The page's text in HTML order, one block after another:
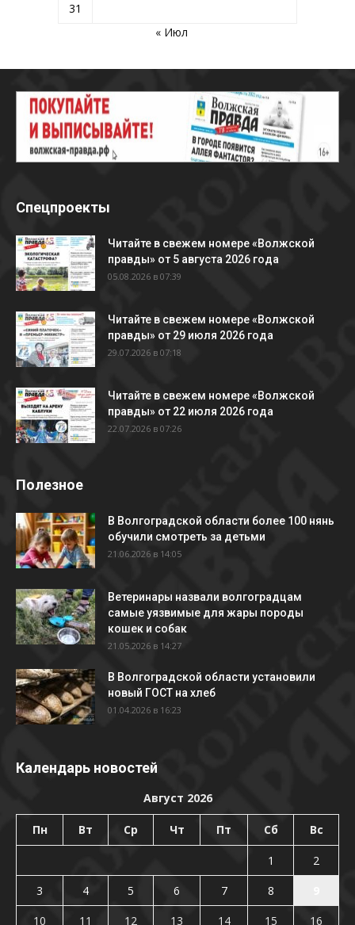
31
« Июл
Спецпроекты
Читайте в свежем номере «Волжской
правды» от 5 августа 2026 года
05.08.2026 в 07:39
Читайте в свежем номере «Волжской
правды» от 29 июля 2026 года
29.07.2026 в 07:18
Читайте в свежем номере «Волжской
правды» от 22 июля 2026 года
22.07.2026 в 07:26
Полезное
В Волгоградской области более 100 нянь
обучили смотреть за детьми
21.06.2026 в 14:05
Ветеринары назвали волгоградцам
самые уязвимые для жары породы
кошек и собак
21.05.2026 в 14:27
В Волгоградской области установили
новый ГОСТ на хлеб
01.04.2026 в 16:23
Календарь новостей
Август 2026
Пн Вт Ср Чт Пт Сб Вс
1
2
3
4 5 6 7 8
10
11 12 13 14 15
16